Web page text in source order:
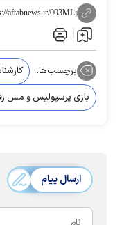
aftabnews.ir/003MLj
برچسب‌ها:
بازی پرسپولیس و مس
ارسال پیام